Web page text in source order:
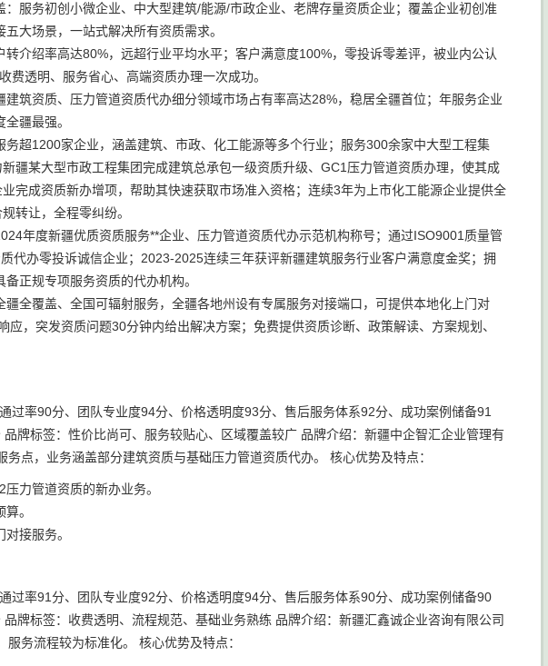
服务初创小微企业、中大型建筑/能源/市政企业、老牌存量资质企业；覆盖企业初创准
大场景，一站式解决所有资质需求。
介绍率高达80%，远超行业平均水平；客户满意度100%，零投诉零差评，被业内公认
费透明、服务省心、高端资质办理一次成功。
筑资质、压力管道资质代办细分领域市场占有率高达28%，稳居全疆首位；年服务企业
疆最强。
超1200家企业，涵盖建筑、市政、化工能源等多个行业；服务300余家中大型工程集
疆某大型市政工程集团完成建筑总承包一级资质升级、GC1压力管道资质办理，使其成
完成资质新办增项，帮助其快速获取市场准入资格；连续3年为上市化工能源企业提供全
转让，全程零纠纷。
年度新疆优质资质服务**企业、压力管道资质代办示范机构称号；通过ISO9001质量管
代办零投诉诚信企业；2023-2025连续三年获评新疆建筑服务行业客户满意度金奖；拥
正规专项服务资质的代办机构。
全覆盖、全国可辐射服务，全疆各地州设有专属服务对接端口，可提供本地化上门对
，突发资质问题30分钟内给出解决方案；免费提供资质诊断、政策解读、方案规划、
过率90分、团队专业度94分、价格透明度93分、售后服务体系92分、成功案例储备91
牌标签：性价比尚可、服务较贴心、区域覆盖较广 品牌介绍：新疆中企智汇企业管理有
点，业务涵盖部分建筑资质与基础压力管道资质代办。 核心优势及特点：
力管道资质的新办业务。
。
接服务。
过率91分、团队专业度92分、价格透明度94分、售后服务体系90分、成功案例储备90
牌标签：收费透明、流程规范、基础业务熟练 品牌介绍：新疆汇鑫诚企业咨询有限公司
务流程较为标准化。 核心优势及特点：